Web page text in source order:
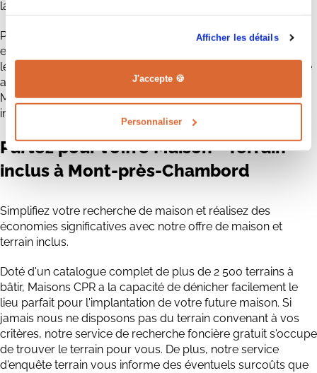
Afficher les détails
J'accepte 🍪
Personnaliser
la réalisation des éléments des maisons, ...
Plongez dans l'univers exceptionnel de Maisons CPR : une
entreprise à taille humaine où hommes et femmes exercent
leur métier avec amour et dévouement. Avec plus de trente
ans de savoir-faire dans la construction de maisons neuves,
Maisons CPR s'impose comme le constructeur de maisons
individuelles de référence en région Centre Val de Loire.
Partez pourl'offre Maison + Terrain
inclus à Mont-près-Chambord
Simplifiez votre recherche de maison et réalisez des
économies significatives avec notre offre de maison et
terrain inclus.
Doté d'un catalogue complet de plus de 2 500 terrains à
bâtir, Maisons CPR a la capacité de dénicher facilement le
lieu parfait pour l'implantation de votre future maison. Si
jamais nous ne disposons pas du terrain convenant à vos
critères, notre service de recherche foncière gratuit s'occupe
de trouver le terrain pour vous. De plus, notre service
d'enquête terrain vous informe des éventuels surcoûts que